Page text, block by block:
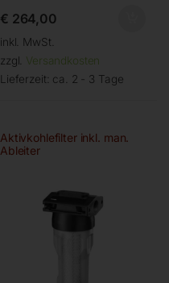
€ 264,00
inkl. MwSt.
zzgl. Versandkosten
Lieferzeit: ca. 2 - 3 Tage
Aktivkohlefilter inkl. man.
Ableiter